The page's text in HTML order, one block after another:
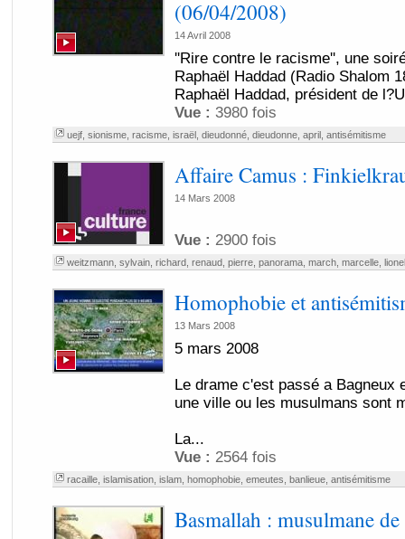
(06/04/2008)
14 Avril 2008
''Rire contre le racisme'', une
Raphaël Haddad (Radio Shalom
Raphaël Haddad, président de
Vue : 3980 fois
uejf, sionisme, racisme, israël, dieudonné, dieudonne, april, antisémitisme
Affaire Camus :
14 Mars 2008
Vue : 2900 fois
weitzmann, sylvain, richard, renaud, pierre, panorama, march, marcelle, lionel
Homophobie et
13 Mars 2008
5 mars 2008
Le drame c'est passé a Bagneux
une ville ou les musulmans sont
La...
Vue : 2564 fois
racaille, islamisation, islam, homophobie, emeutes banlieue, antisémitisme
Basmallah : musulmane